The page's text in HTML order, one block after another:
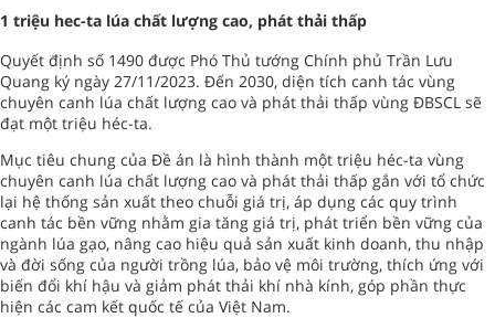
1 triệu hec-ta lúa chất lượng cao, phát thải thấp
Quyết định số 1490 được Phó Thủ tướng Chính phủ Trần Lưu
Quang ký ngày 27/11/2023. Đến 2030, diện tích canh tác vùng
chuyên canh lúa chất lượng cao và phát thải thấp vùng ĐBSCL sẽ
đạt một triệu héc-ta.
Mục tiêu chung của Đề án là hình thành một triệu héc-ta vùng
chuyên canh lúa chất lượng cao và phát thải thấp gắn với tổ chức
lại hệ thống sản xuất theo chuỗi giá trị, áp dụng các quy trình
canh tác bền vững nhằm gia tăng giá trị, phát triển bền vững của
ngành lúa gạo, nâng cao hiệu quả sản xuất kinh doanh, thu nhập
và đời sống của người trồng lúa, bảo vệ môi trường, thích ứng với
biến đổi khí hậu và giảm phát thải khí nhà kính, góp phần thực
hiện các cam kết quốc tế của Việt Nam.